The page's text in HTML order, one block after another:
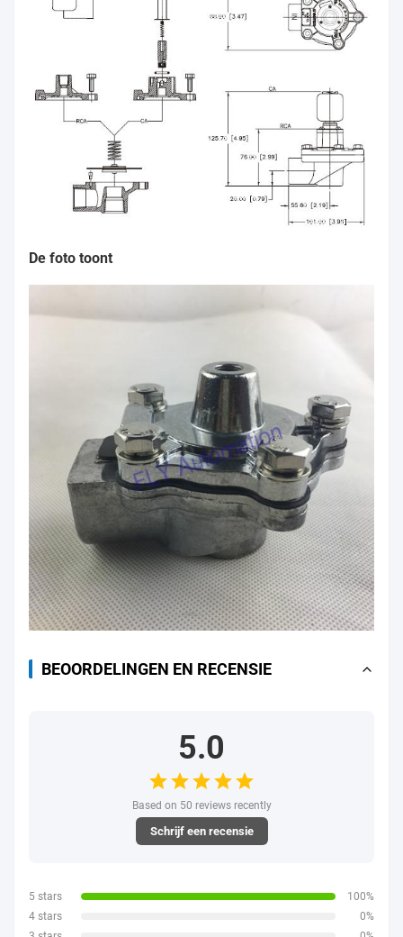
De foto toont
BEOORDELINGEN EN RECENSIE
5.0
Based on 50 reviews recently
Schrijf een recensie
5 stars
100%
4 stars
0%